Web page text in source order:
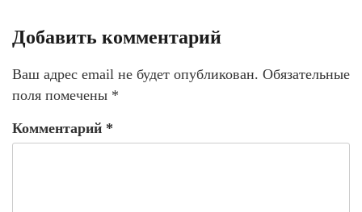
Добавить комментарий
Ваш адрес email не будет опубликован. Обязательные
поля помечены *
Комментарий *